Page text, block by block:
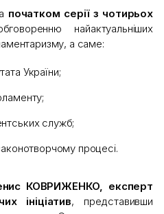
початком серії з чотирьох
найактуальніших
а саме:
України;
служб;
процесі.
КОВРИЖЕНКО, експерт
ініціатив, представивши